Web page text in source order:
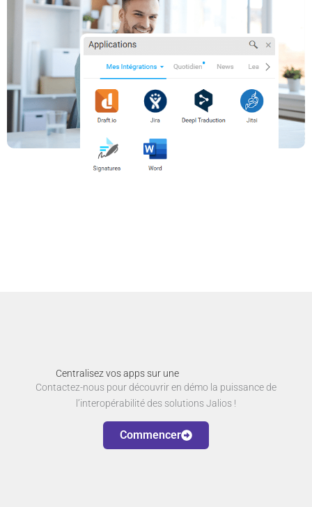
Centralisez vos apps sur une
Contactez-nous pour découvrir en démo la puissance de
l’interopérabilité des solutions Jalios !
Commencer